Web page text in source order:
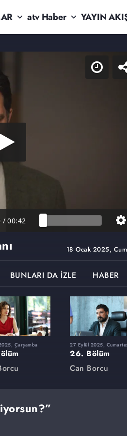
atv Haber YAYIN
/ 00:42
18 Ocak 2025,
BUNLARI DA İZLE HABER
Çarşamba 27 Eylül 2025,
26. Bölüm
Can Borcu